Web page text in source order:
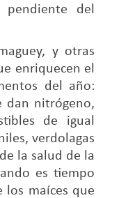
del
y otras
enriquecen el
del año:
dan nitrógeno,
de igual
verdolagas
la salud de la
es tiempo
los maíces que